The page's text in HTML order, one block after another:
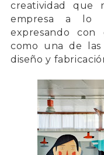
creatividad que
empresa a lo
expresando
como una de las
diseño y